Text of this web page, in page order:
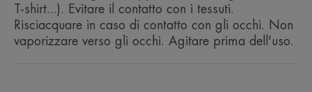
di scegliere una protezione solare adeguata e
seguire i consigli d’uso.
T-shirt...). Evitare il contatto con i tessuti.
Risciacquare in caso di contatto con gli occhi. Non
vaporizzare verso gli occhi. Agitare prima dell'uso.